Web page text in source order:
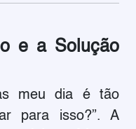
e a Solução
meu dia é tão
para isso?”. A